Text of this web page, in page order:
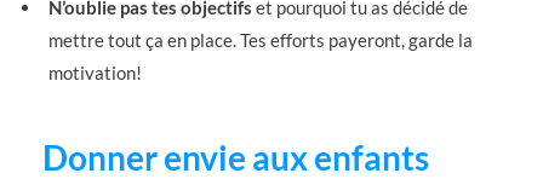
N’oublie pas tes objectifs et pourquoi tu as décidé de
mettre tout ça en place. Tes efforts payeront, garde la
motivation!
Donner envie aux enfants